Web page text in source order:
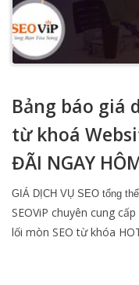
Bảng báo giá
từ khoá
ĐÃI NGAY
GIÁ DỊCH VỤ SEO tổng
SEOViP chuyên cung
lối mòn SEO từ khóa